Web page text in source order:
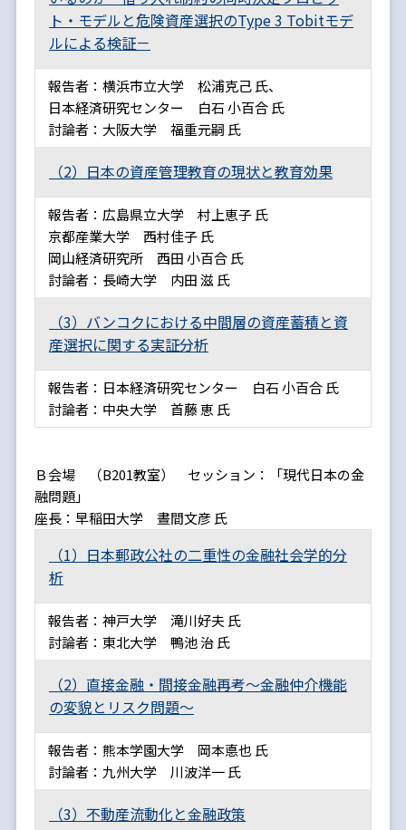
ト・モデルと危険資産選択のType 3 Tobitモデ
ルによる検証－
報告者：横浜市立大学 松浦克己 氏、
日本経済研究センター 白石 小百合 氏
討論者：大阪大学 福重元嗣 氏
（2）日本の資産管理教育の現状と教育効果
報告者：広島県立大学 村上恵子 氏
京都産業大学 西村佳子 氏
岡山経済研究所 西田 小百合 氏
討論者：長崎大学 内田 滋 氏
（3）バンコクにおける中間層の資産蓄積と資
産選択に関する実証分析
報告者：日本経済研究センター 白石 小百合 氏
討論者：中央大学 首藤 恵 氏
Ｂ会場 （B201教室） セッション：「現代日本の金
融問題」
座長：早稲田大学 晝間文彦 氏
（1）日本郵政公社の二重性の金融社会学的分
析
報告者：神戸大学 滝川好夫 氏
討論者：東北大学 鴨池 治 氏
（2）直接金融・間接金融再考～金融仲介機能
の変貌とリスク問題～
報告者：熊本学園大学 岡本悳也 氏
討論者：九州大学 川波洋一 氏
（3）不動産流動化と金融政策